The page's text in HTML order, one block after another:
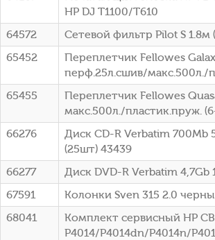
HP DJ T1100/T610
64572
Сетевой фильтр Pilot S 1.8м
65452
Переплетчик Fellowes
перф.25л.сшив/макс.500л./
65455
Переплетчик Fellowes
макс.500л./пластик.пруж.
66276
Диск CD-R Verbatim 700Mb
(25шт) 43439
66277
Диск DVD-R Verbatim 4,7Gb
67591
Колонки Sven 315 2.0
68041
Комплект сервисный HP
P4014/P4014dn/P4014n/